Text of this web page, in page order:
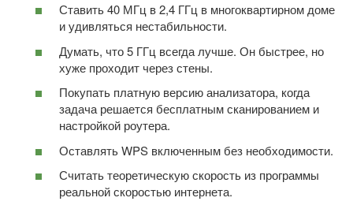
Ставить 40 МГц в 2,4 ГГц в многоквартирном доме
и удивляться нестабильности.
Думать, что 5 ГГц всегда лучше. Он быстрее, но
хуже проходит через стены.
Покупать платную версию анализатора, когда
задача решается бесплатным сканированием и
настройкой роутера.
Оставлять WPS включенным без необходимости.
Считать теоретическую скорость из программы
реальной скоростью интернета.